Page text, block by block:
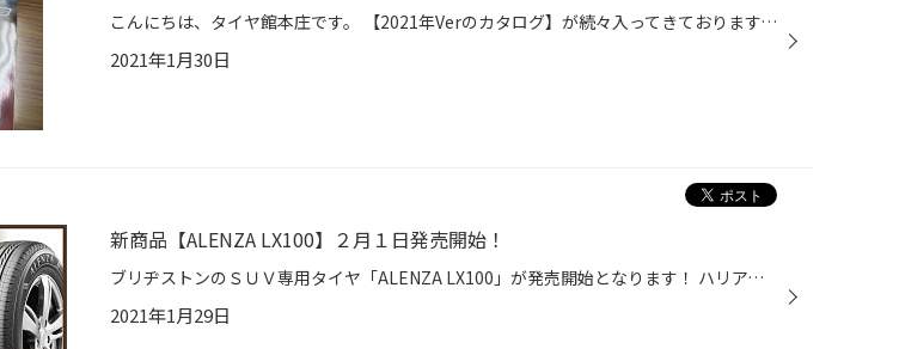
こんにちは、タイヤ館本庄です。 【2021年Verのカタログ】が続々入ってきておりますっ！！ 協力会社様の営業さんから頂きました～(*‘∀‘) ホイールや車高調などのGTパーツ類がメインですね。 2021年度のオートサロンが中止になってしまい、楽しみにされていた方も 多かったのではと思います。自分も...
2021年1月30日
新商品【ALENZA LX100】２月１日発売開始！
ブリヂストンのＳＵＶ専用タイヤ「ALENZA LX100」が発売開始となります！ ハリアー・ＣＸ-５などの【ＳＵＶ】に乗っているお客様は必見です！ ご購入の際は是非、当店へ・・・！ ※詳しくは、ブリヂストンホームページで！ https://tire.bridgestone.co.jp/alenza/teaser/
2021年1月29日